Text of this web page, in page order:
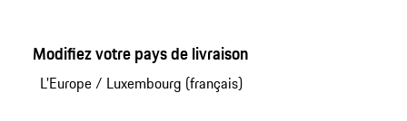
Modifiez votre pays de livraison
L'Europe/ Luxembourg (français)